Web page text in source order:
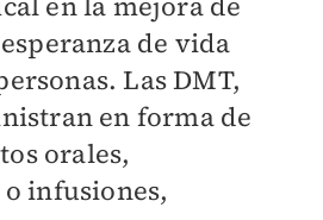
de vida
Las DMT,
en forma de
orales,
infusiones,